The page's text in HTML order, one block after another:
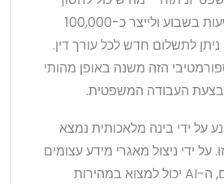
לעורכי הדין כ-4 שעות בשבוע ולייצר כ-100,000
לתשלום חדש לכל עורך דין.
הזה משנה באופן מהותי
העבודה המשפטית.
על ידי בינה מלאכותית נמצא
ידי ניצול מאגרי מידע עצומים
של פסקי דין וחוקים, ה-AI יכול למצוא במהירות